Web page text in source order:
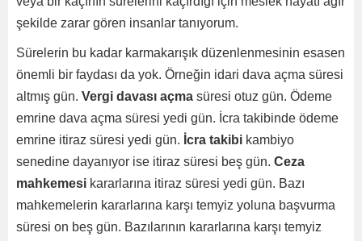
şekilde zarar gören insanlar tanıyorum.
Sürelerin bu kadar karmakarışık düzenlenmesinin esasen
önemli bir faydası da yok. Örneğin idari dava açma süresi
altmış gün. Vergi davası açma süresi otuz gün. Ödeme
emrine dava açma süresi yedi gün. İcra takibinde ödeme
emrine itiraz süresi yedi gün. İcra takibi kambiyo
senedine dayanıyor ise itiraz süresi beş gün. Ceza
mahkemesi kararlarına itiraz süresi yedi gün. Bazı
mahkemelerin kararlarına karşı temyiz yoluna başvurma
süresi on beş gün. Bazılarının kararlarına karşı temyiz